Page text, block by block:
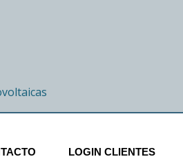
LOGIN CLIENTES